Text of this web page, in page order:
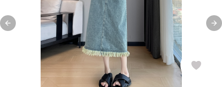
Previous slide